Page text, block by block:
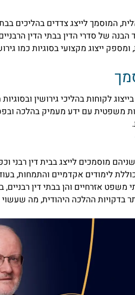
המוסמך לייצג צדדים בהליכים
של סדרי הדין בבתי הדין
ייצוג מקצועי בסוגיות כמו
לקוחות בהליכי גירושין
משפטית עם ידע מעמיק בהלכה
מוסמכים לייצג בבית דין רבני
לימודים אקדמיים והתמחות,
משפט אזרחיים והן בבתי דין רבניים,
בדקויות ההלכה היהודית, מה שעשוי